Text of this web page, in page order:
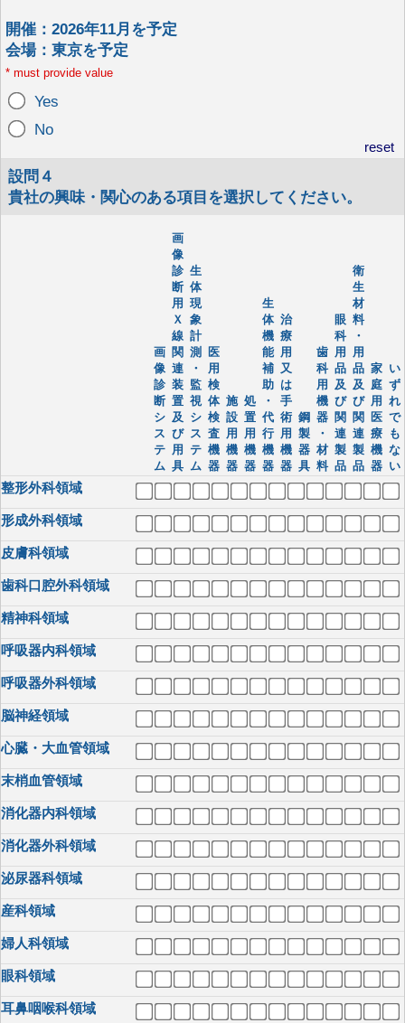
開催：2026年11月を予定
会場：東京を予定
* must provide value
Yes
No
reset
設問４
貴社の興味・関心のある項目を選択してください。
画
像
診
断
シ
ス
テ
ム
画
像
診
断
用
Ｘ
線
関
連
装
置
及
び
用
具
生
体
現
象
計
測
・
監
視
シ
ス
テ
ム
医
用
検
体
検
査
機
器
施
設
用
機
器
処
置
用
機
器
生
体
機
能
補
助
・
代
行
機
器
治
療
用
又
は
手
術
用
機
器
鋼
製
器
具
歯
科
用
機
器
・
材
料
眼
科
用
品
及
び
関
連
製
品
衛
生
材
料
・
用
品
及
び
関
連
製
品
家
庭
用
医
療
機
器
い
ず
れ
で
も
な
い
整形外科領域
形成外科領域
皮膚科領域
歯科口腔外科領域
精神科領域
呼吸器内科領域
呼吸器外科領域
脳神経領域
心臓・大血管領域
末梢血管領域
消化器内科領域
消化器外科領域
泌尿器科領域
産科領域
婦人科領域
眼科領域
耳鼻咽喉科領域